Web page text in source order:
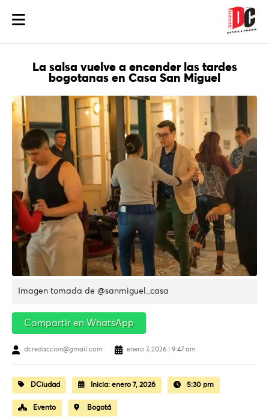
La salsa vuelve a encender las tardes
bogotanas en Casa San Miguel
Imagen tomada de @sanmiguel_casa
Compartir en WhatsApp
dcredaccion@gmail.com enero 7, 2026 | 9:47 am
DCiudad Inicia: enero 7, 2026 5:30 pm
Evento Bogotá